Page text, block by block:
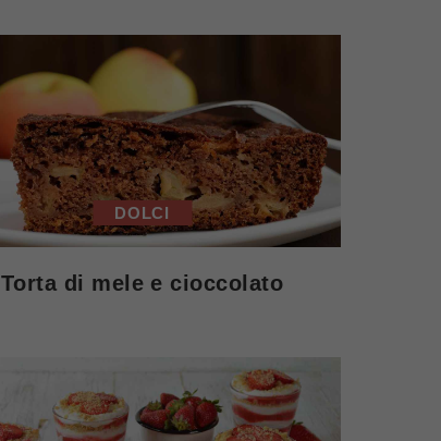
DOLCI
Torta di mele e cioccolato